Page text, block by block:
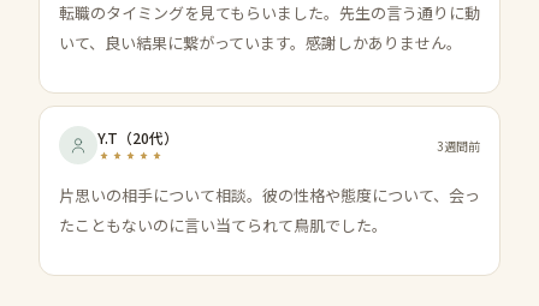
転職のタイミングを見てもらいました。先生の言う通りに動
いて、良い結果に繋がっています。感謝しかありません。
Y.T （20代） 3週間前
片思いの相手について相談。彼の性格や態度について、会っ
たこともないのに言い当てられて鳥肌でした。